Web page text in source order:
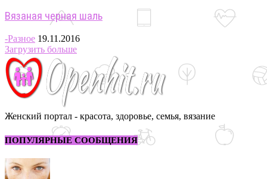
Вязаная черная шаль
-Разное 19.11.2016
Загрузить больше
Женский портал - красота, здоровье, семья, вязание
ПОПУЛЯРНЫЕ СООБЩЕНИЯ